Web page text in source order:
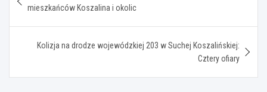
mieszkańców Koszalina i okolic
Kolizja na drodze wojewódzkiej 203 w Suchej Koszalińskiej:
Cztery ofiary